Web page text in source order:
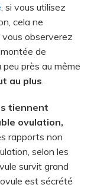
, si vous utilisez
cela ne
vous observerez
de
près au même
au plus
tiennent
ovulation,
rapports non
selon les
survit grand
est sécrété